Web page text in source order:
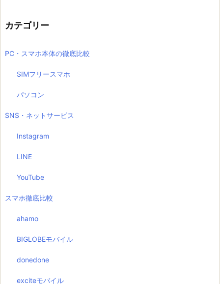
カテゴリー
PC・スマホ本体の徹底比較
SIMフリースマホ
パソコン
SNS・ネットサービス
Instagram
LINE
YouTube
スマホ徹底比較
ahamo
BIGLOBEモバイル
donedone
exciteモバイル